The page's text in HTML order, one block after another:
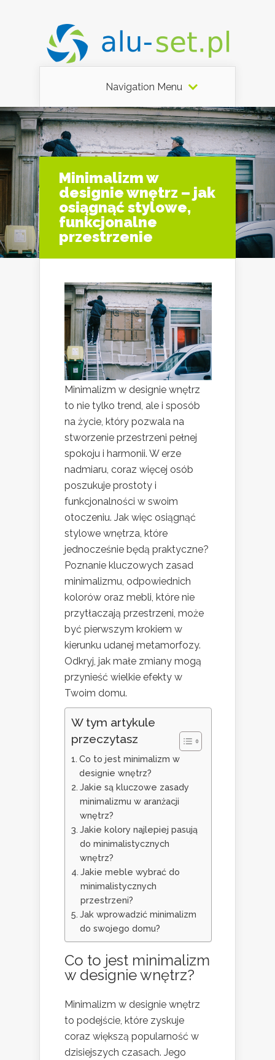
Navigation Menu
Minimalizm w
designie wnętrz – jak
osiągnąć stylowe,
funkcjonalne
przestrzenie
Minimalizm w designie wnętrz
to nie tylko trend, ale i sposób
na życie, który pozwala na
stworzenie przestrzeni pełnej
spokoju i harmonii. W erze
nadmiaru, coraz więcej osób
poszukuje prostoty i
funkcjonalności w swoim
otoczeniu. Jak więc osiągnąć
stylowe wnętrza, które
jednocześnie będą praktyczne?
Poznanie kluczowych zasad
minimalizmu, odpowiednich
kolorów oraz mebli, które nie
przytłaczają przestrzeni, może
być pierwszym krokiem w
kierunku udanej metamorfozy.
Odkryj, jak małe zmiany mogą
przynieść wielkie efekty w
Twoim domu.
W tym artykule
przeczytasz
Co to jest minimalizm w
designie wnętrz?
Jakie są kluczowe zasady
minimalizmu w aranżacji
wnętrz?
Jakie kolory najlepiej pasują
do minimalistycznych
wnętrz?
Jakie meble wybrać do
minimalistycznych
przestrzeni?
Jak wprowadzić minimalizm
do swojego domu?
Co to jest minimalizm
w designie wnętrz?
Minimalizm w designie wnętrz
to podejście, które zyskuje
coraz większą popularność w
dzisiejszych czasach. Jego